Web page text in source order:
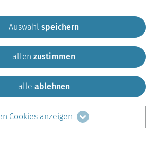
Krailling Impressum
Sitemap
Kontakt
teilen auf:
LinkedIn
Auswahl speichern
allen zustimmen
alle ablehnen
Cookies anzeigen